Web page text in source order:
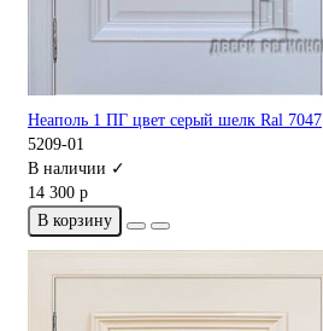
Неаполь 1 ПГ цвет серый шелк Ral 7047
5209-01
В наличии ✓
14 300 р
В корзину